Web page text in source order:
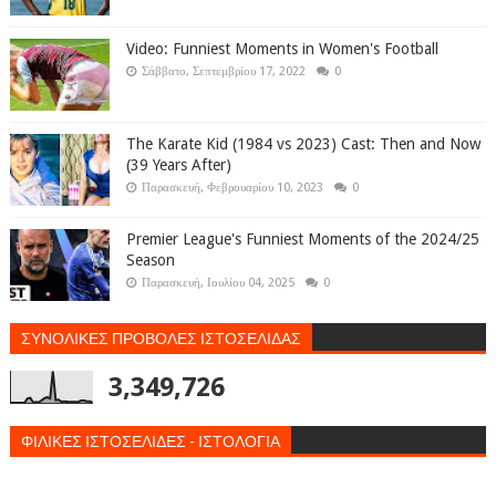
Video: Funniest Moments in Women's Football
Σάββατο, Σεπτεμβρίου 17, 2022 0
The Karate Kid (1984 vs 2023) Cast: Then and Now
(39 Years After)
Παρασκευή, Φεβρουαρίου 10, 2023 0
Premier League's Funniest Moments of the 2024/25
Season
Παρασκευή, Ιουλίου 04, 2025 0
ΣΥΝΟΛΙΚΕΣ ΠΡΟΒΟΛΕΣ ΙΣΤΟΣΕΛΙΔΑΣ
3,349,726
ΦΙΛΙΚΕΣ ΙΣΤΟΣΕΛΙΔΕΣ - ΙΣΤΟΛΟΓΙΑ